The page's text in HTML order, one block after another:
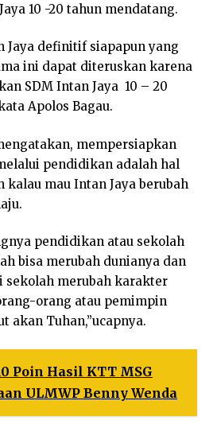
10 -20 tahun mendatang.
Jaya definitif siapapun yang
ini dapat diteruskan karena
SDM Intan Jaya 10 – 20
Apolos Bagau.
mempersiapkan
pendidikan adalah hal
mau Intan Jaya berubah
pendidikan atau sekolah
bisa merubah dunianya dan
sekolah merubah karakter
orang atau pemimpin
akan Tuhan,”ucapnya.
Poin Hasil KTT MSG
ULMWP Benny Wenda